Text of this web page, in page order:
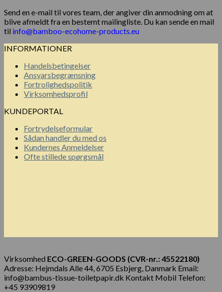
Send en e-mail til vores team, der angiver din anmodning om at
blive afmeldt fra en bestemt mailingliste. Du kan sende en mail
til info@bamboo-ecohome-products.eu
INFORMATIONER
Handelsbetingelser
Ansvarsbegrænsning
Fortrolighedspolitik
Virksomhedsprofil
KUNDEPORTAL
Fortrydelseformular
Sådan handler du med os
Kundernes Anmeldelser
Ofte stillede spørgsmål
Virksomhed ECO-GREEN-GOODS (CVR-nr.: 45522180)
Adresse: Hejmdals Alle 44, 6705 Esbjerg, Danmark Email:
info@bambus-tissue-toiletpapir.dk Kontakt Mobil Telefon:
+45 93909819